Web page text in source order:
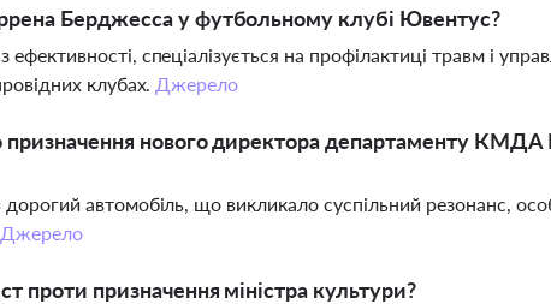
Берджесса у футбольному клубі Ювентус?
спеціалізується на профілактиці травм і
клубах. Джерело
призначення нового директора департаменту
автомобіль, що викликало суспільний резонанс,
Джерело
проти призначення міністра культури?